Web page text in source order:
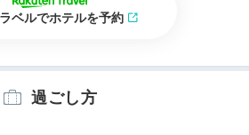
ベルでホテルを予約
過ごし方